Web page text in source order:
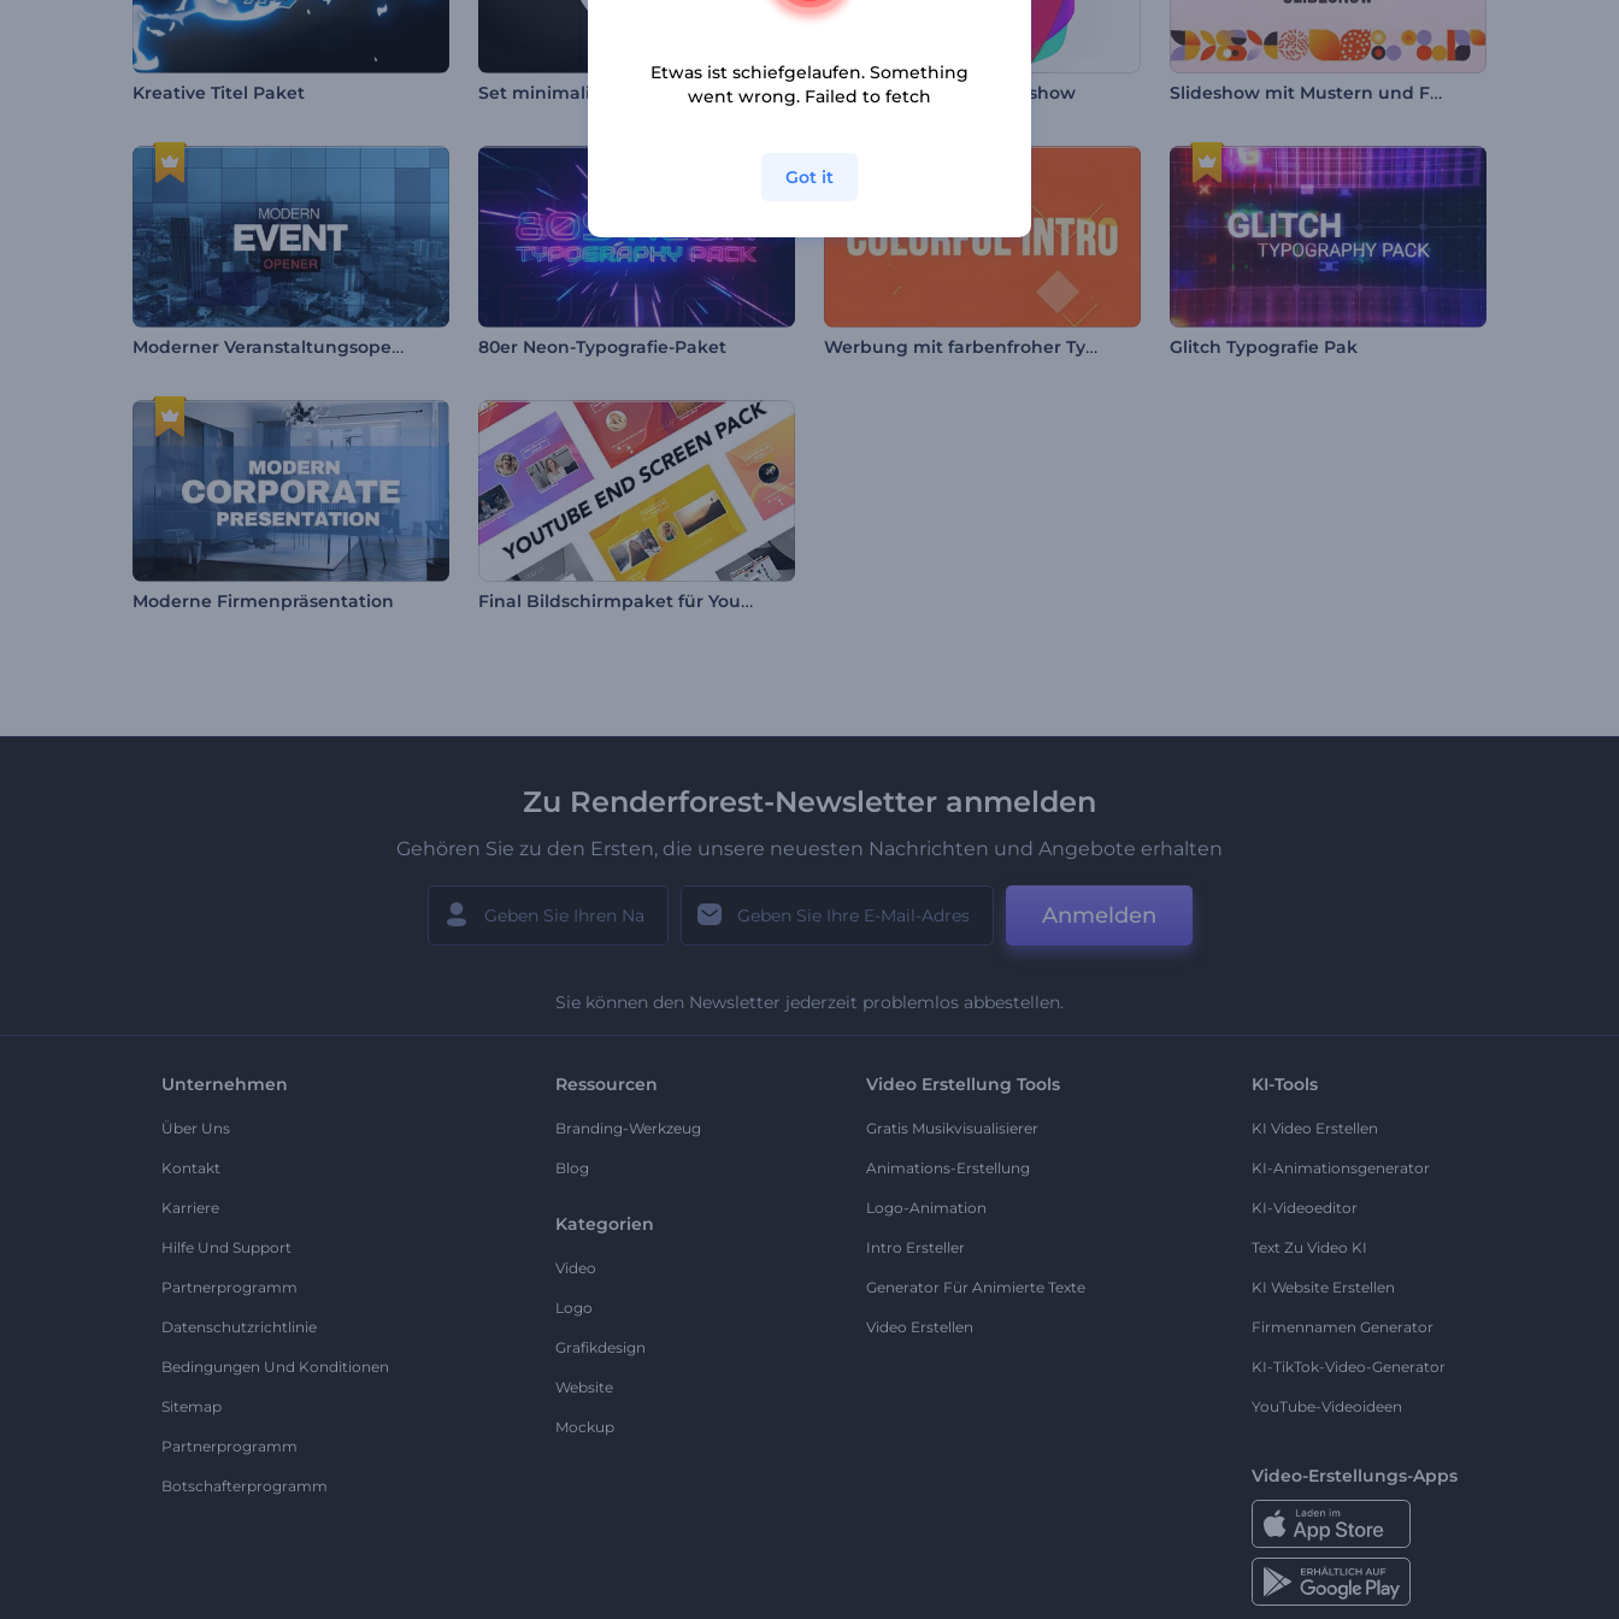
Kreative Titel Paket Set minimalistischer Überschriften Lebendige Formen Diashow Slideshow mit Mustern und Formen
Moderner Veranstaltungsopener 80er Neon-Typografie-Paket Werbung mit farbenfroher Typografie Glitch Typografie Pak
Moderne Firmenpräsentation Final Bildschirmpaket für YouTube
Zu Renderforest-Newsletter anmelden
Gehören Sie zu den Ersten, die unsere neuesten Nachrichten und Angebote erhalten
Anmelden
Sie können den Newsletter jederzeit problemlos abbestellen.
Unternehmen
Über Uns
Kontakt
Karriere
Hilfe Und Support
Partnerprogramm
Datenschutzrichtlinie
Bedingungen Und Konditionen
Sitemap
Partnerprogramm
Botschafterprogramm
Ressourcen
Branding-Werkzeug
Blog
Kategorien
Video
Logo
Grafikdesign
Website
Mockup
Video Erstellung Tools
Gratis Musikvisualisierer
Animations-Erstellung
Logo-Animation
Intro Ersteller
Generator Für Animierte Texte
Video Erstellen
KI-Tools
KI Video Erstellen
KI-Animationsgenerator
KI-Videoeditor
Text Zu Video KI
KI Website Erstellen
Firmennamen Generator
KI-TikTok-Video-Generator
YouTube-Videoideen
Video-Erstellungs-Apps
Etwas ist schiefgelaufen. Something
went wrong. Failed to fetch
Got it